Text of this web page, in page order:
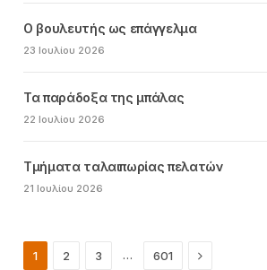
Ο βουλευτής ως επάγγελμα
23 Ιουλίου 2026
Τα παράδοξα της μπάλας
22 Ιουλίου 2026
Τμήματα ταλαιπωρίας πελατών
21 Ιουλίου 2026
1 2 3 … 601 Next